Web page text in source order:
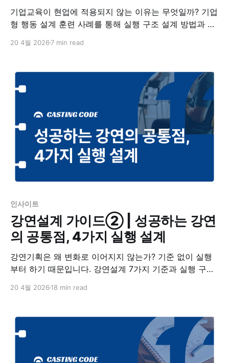
기업교육이 현업에 적용되지 않는 이유는 무엇일까? 기업
형 행동 설계 훈련 사례를 통해 실행 구조 설계 방법과 조
20 4월 2026 7 min read
인사이트
강연설계 가이드② | 성공하는 강연
의 공통점, 4가지 실행 설계
강연기획은 왜 변화로 이어지지 않는가? 기준 없이 실행
부터 하기 때문입니다. 강연설계 7가지 기준과 실행 구조,
리했습니다.
20 4월 2026 18 min read